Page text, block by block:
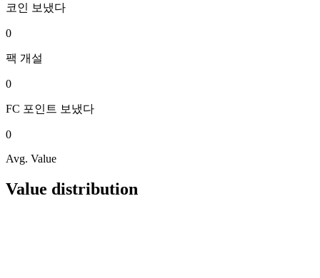
코인 보냈다
0
팩 개설
0
FC 포인트 보냈다
0
Avg. Value
Value distribution